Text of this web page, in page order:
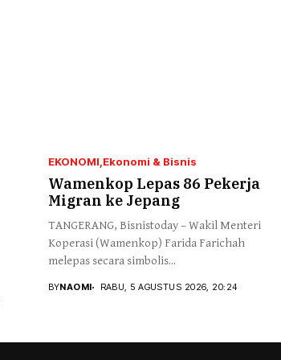
EKONOMI Ekonomi & Bisnis
Wamenkop Lepas 86 Pekerja
Migran ke Jepang
TANGERANG, Bisnistoday – Wakil Menteri
Koperasi (Wamenkop) Farida Farichah
melepas secara simbolis...
BYNAOMI RABU, 5 AGUSTUS 2026, 20:24